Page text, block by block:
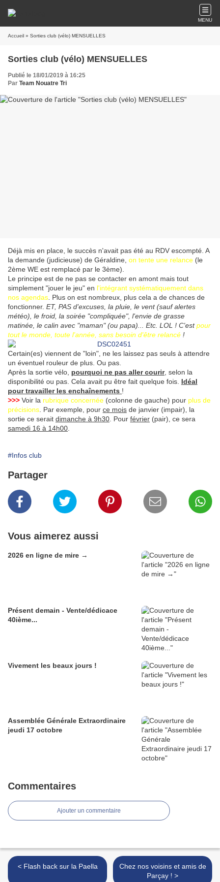
MENU
Accueil » Sorties club (vélo) MENSUELLES
Sorties club (vélo) MENSUELLES
Publié le 18/01/2019 à 16:25
Par Team Nouatre Tri
Déjà mis en place, le succès n'avait pas été au RDV escompté. A
la demande (judicieuse) de Géraldine, on tente une relance (le
2ème WE est remplacé par le 3ème).
Le principe est de ne pas se contacter en amont mais tout
simplement "jouer le jeu" en l'intégrant systématiquement dans
nos agendas . Plus on est nombreux, plus cela a de chances de
fonctionner. ET, PAS d'excuses, la pluie, le vent (sauf alertes
météo), le froid, la soirée "compliquée", l'envie de grasse
matinée, le calin avec "maman" (ou papa)... Etc. LOL ! C'estpour
tout le monde, toute l'année, sans besoin d'être relancé !
Certain(es) viennent de "loin", ne les laissez pas seuls à attendre
un éventuel rouleur de plus. Ou pas.
Après la sortie vélo, pourquoi ne pas aller courir, selon la
disponibilité ou pas. Cela avait pu être fait quelque fois. Idéal
pour travailler les enchaînements !
>>> Voir la rubrique concernée (colonne de gauche) pour plus de
précisions . Par exemple, pour ce mois de janvier (impair), la
sortie ce serait dimanche à 9h30 . Pour février (pair), ce sera
samedi 16 à 14h00
#Infos club
Partager
Vous aimerez aussi
2026 en ligne de mire →
Présent demain - Vente/dédicace
40ième...
Vivement les beaux jours !
Assemblée Générale Extraordinaire
jeudi 17 octobre
Commentaires
Ajouter un commentaire
< Flash back sur la Paella
Chez nos voisins et amis de
Parçay ! >